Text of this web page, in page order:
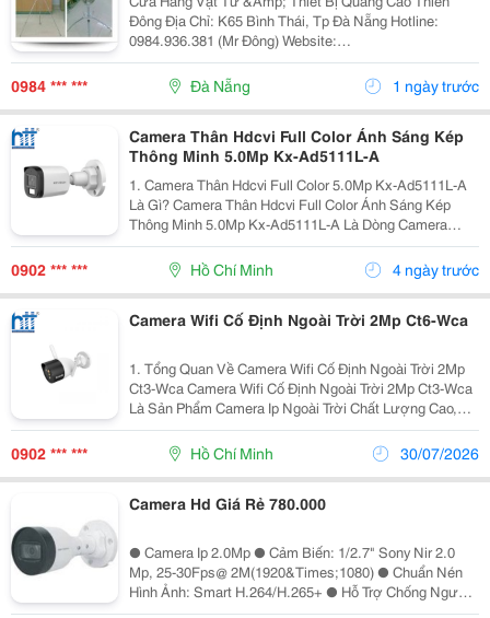
Đông Địa Chỉ: K65 Bình Thái, Tp Đà Nẵng Hotline:
0984.936.381 (Mr Đông) Website:
Http://Gianhangvn.com/Standeedn Email:
Standeedn@Gmail.com Facebook:
Https://Www.facebook.com/Standeedn?Fre
0984 *** *** Đà Nẵng 1 ngày trước
Camera Thân Hdcvi Full Color Ánh Sáng Kép
Thông Minh 5.0Mp Kx-Ad5111L-A
1. Camera Thân Hdcvi Full Color 5.0Mp Kx-Ad5111L-A
Là Gì? Camera Thân Hdcvi Full Color Ánh Sáng Kép
Thông Minh 5.0Mp Kx-Ad5111L-A Là Dòng Camera
Quan Sát Thế Hệ Mới Sử Dụng Công Nghệ Hdcvi Tiên
Tiến, Cho Phép Truyền Tải Hình Ảnh Độ Phân Giải Cao...
0902 *** *** Hồ Chí Minh 4 ngày trước
Camera Wifi Cố Định Ngoài Trời 2Mp Ct6-Wca
1. Tổng Quan Về Camera Wifi Cố Định Ngoài Trời 2Mp
Ct3-Wca Camera Wifi Cố Định Ngoài Trời 2Mp Ct3-Wca
Là Sản Phẩm Camera Ip Ngoài Trời Chất Lượng Cao,
Được Thiết Kế Để Giám Sát Khu Vực Ngoài Trời Với
Hình Ảnh Chuẩn Full Hd 1080P, Đàm Thoại Hai...
0902 *** *** Hồ Chí Minh 30/07/2026
Camera Hd Giá Rẻ 780.000
● Camera Ip 2.0Mp ● Cảm Biến: 1/2.7" Sony Nir 2.0
Mp, 25-30Fps@ 2M(1920&Times;1080) ● Chuẩn Nén
Hình Ảnh: Smart H.264/H.265+ ● Hỗ Trợ Chống Ngược
Sáng Dwdr ● Ống Kính: 3.6Mm (Góc Nhìn 87&Deg;) ●